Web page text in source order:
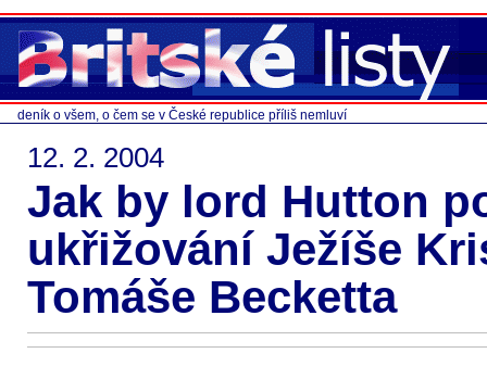
deník o všem, o čem se v České republice příliš nemluví
12. 2. 2004
Jak by lord Hutton
ukřižování Ježíše
Tomáše Becketta